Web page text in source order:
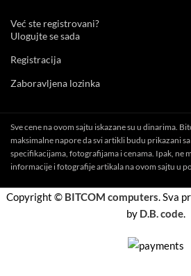
Već ste registrovani?
Ulogujte se sada
Registracija
Zaboravljena lozinka
Sve cene na ovom sajtu iskazane su u dinarima.
maksimalne napore da svi artikli budu prikazani
specifikacijama, fotografijama i cenama. Ipak, ne
informacije i fotografije artikala na ovom sajtu u
Copyright © BITCOM computers. Sva
by D.B. code.